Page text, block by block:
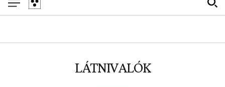
navigáció
LÁTNIVALÓK